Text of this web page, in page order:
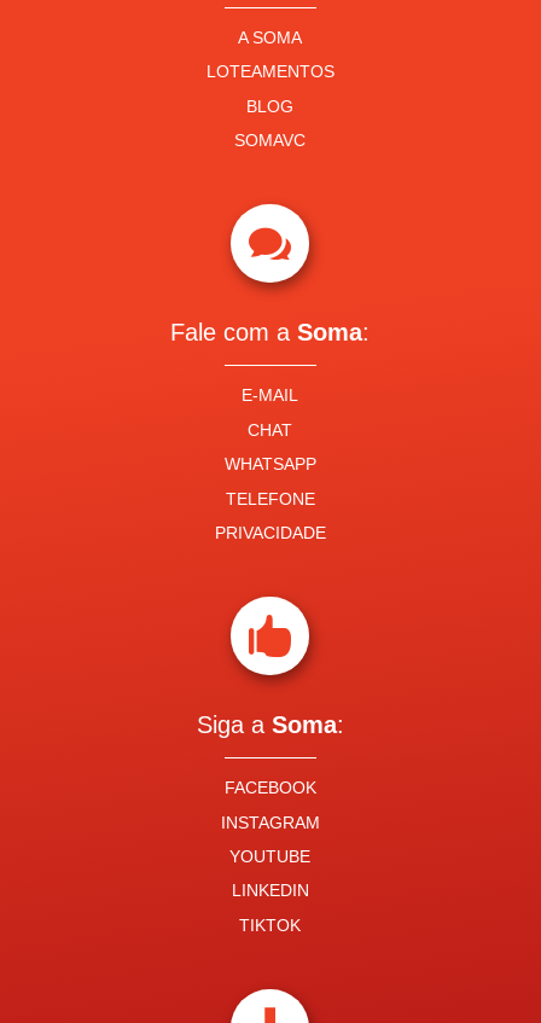
A SOMA
LOTEAMENTOS
BLOG
SOMAVC

Fale com aSoma:
E-MAIL
CHAT
WHATSAPP
TELEFONE
PRIVACIDADE

Siga a Soma:
FACEBOOK
INSTAGRAM
YOUTUBE
LINKEDIN
TIKTOK